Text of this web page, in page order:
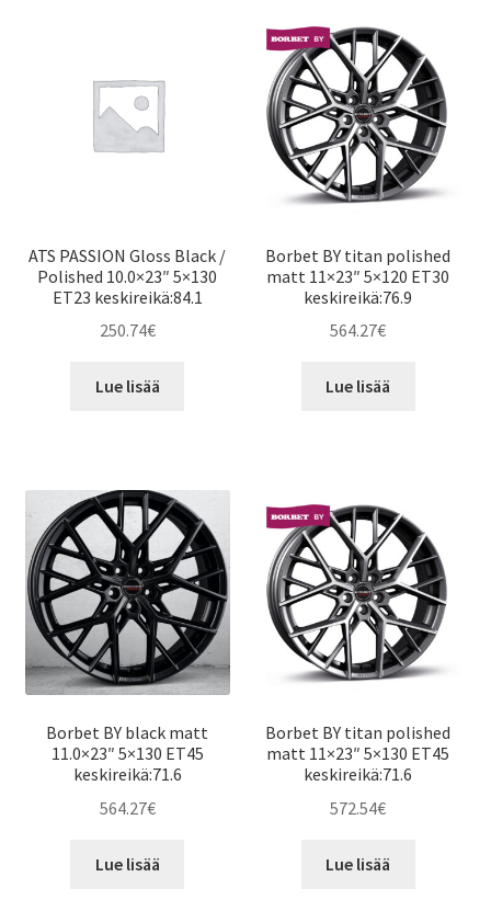
ATS PASSION Gloss Black /
Polished 10.0×23″ 5×130
ET23 keskireikä:84.1
250.74€
Lue lisää
Borbet BY titan polished
matt 11×23″ 5×120 ET30
keskireikä:76.9
564.27€
Lue lisää
Borbet BY black matt
11.0×23″ 5×130 ET45
keskireikä:71.6
564.27€
Lue lisää
Borbet BY titan polished
matt 11×23″ 5×130 ET45
keskireikä:71.6
572.54€
Lue lisää